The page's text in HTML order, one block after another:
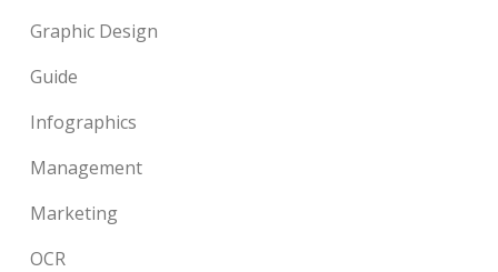
Graphic Design
Guide
Infographics
Management
Marketing
OCR